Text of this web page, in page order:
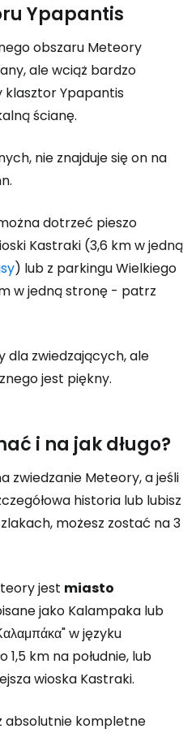
Ypapantis
obszaru Meteory
ale wciąż bardzo
klasztor Ypapantis
ścianę.
nie znajduje się on na
dotrzeć pieszo
Kastraki (3,6 km w jedną
) lub z parkingu Wielkiego
w jedną stronę - patrz
dla zwiedzających, ale
jest piękny.
i na jak długo?
zwiedzanie Meteory, a jeśli
historia lub lubisz
możesz zostać na 3
jest miasto
jako Kalampaka lub
w języku
1,5 km na południe, lub
wioska Kastraki.
absolutnie kompletne